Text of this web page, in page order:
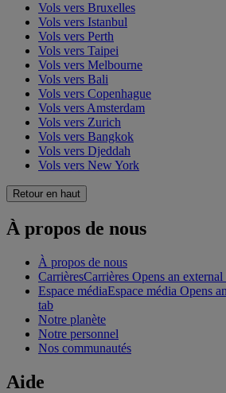
Vols vers Bruxelles
Vols vers Istanbul
Vols vers Perth
Vols vers Taipei
Vols vers Melbourne
Vols vers Bali
Vols vers Copenhague
Vols vers Amsterdam
Vols vers Zurich
Vols vers Bangkok
Vols vers Djeddah
Vols vers New York
Retour en haut
À propos de nous
À propos de nous
CarrièresCarrières Opens an
Espace médiaEspace média Opens
tab
Notre planète
Notre personnel
Nos communautés
Aide